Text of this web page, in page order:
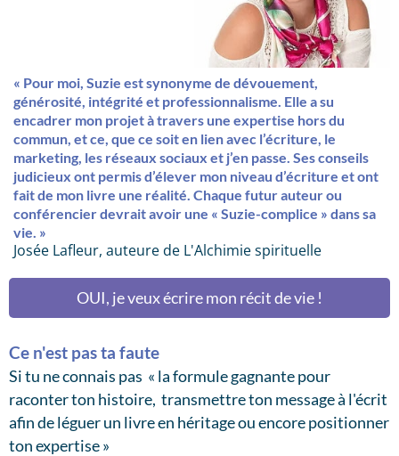
« Pour moi, Suzie est synonyme de dévouement,
générosité, intégrité et professionnalisme. Elle a su
encadrer mon projet à travers une expertise hors du
commun, et ce, que ce soit en lien avec l’écriture, le
marketing, les réseaux sociaux et j’en passe. Ses conseils
judicieux ont permis d’élever mon niveau d’écriture et ont
fait de mon livre une réalité. Chaque futur auteur ou
conférencier devrait avoir une « Suzie-complice » dans sa
vie. »
Josée Lafleur, auteure de L'Alchimie spirituelle
OUI, je veux écrire mon récit de vie !
Ce n'est pas ta faute
Si tu ne connais pas « la formule gagnante pour
raconter ton histoire, transmettre ton message à l'écrit
afin de léguer un livre en héritage ou encore positionner
ton expertise »